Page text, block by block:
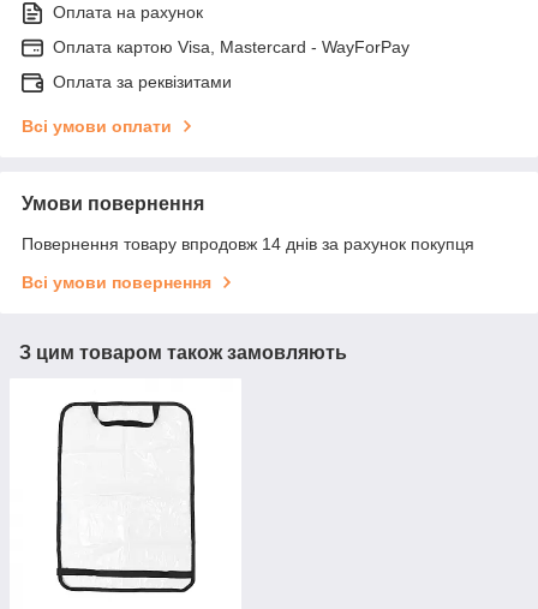
Оплата на рахунок
Оплата картою Visa, Mastercard - WayForPay
Оплата за реквізитами
Всі умови оплати
Умови повернення
Повернення товару впродовж 14 днів за рахунок покупця
Всі умови повернення
З цим товаром також замовляють